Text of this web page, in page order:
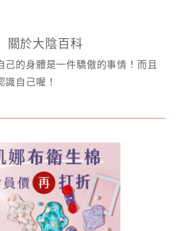
關於大陰百科
己的身體是一件驕傲的事情！而且
自己喔！